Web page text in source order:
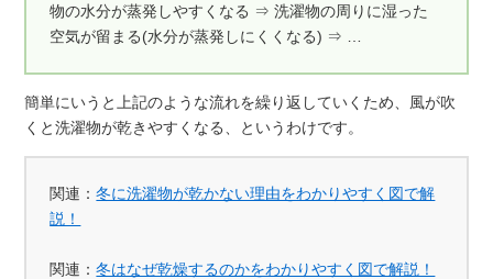
物の水分が蒸発しやすくなる ⇒ 洗濯物の周りに湿った
空気が留まる(水分が蒸発しにくくなる) ⇒ …
簡単にいうと上記のような流れを繰り返していくため、風が吹
くと洗濯物が乾きやすくなる、というわけです。
関連：冬に洗濯物が乾かない理由をわかりやすく図で解
説！
関連：冬はなぜ乾燥するのかをわかりやすく図で解説！